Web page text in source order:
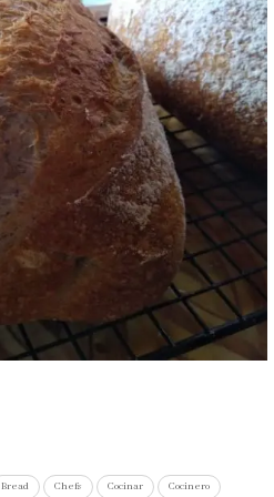
Bread Chefs Cocinar Cocinero